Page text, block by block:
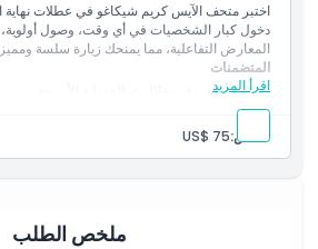
الموقع
كيفية الوصول إلى هناك
كيفية الاسترداد
اختبر متحف الآيس كريم شيكاغو في عطلات نهاية
دخول كبار الشخصيات في أي وقت، وصول
المعارض التفاعلية، مما يمنحك زيارة سلسة
اقرأ المزيد
المتضمنات
دخول في أي وقت خلال عطلة نهاية الأسبوع
دخول ذو أولوية لكبار الشخصيات
راحة خلال أوقات الذروة
شخص:US$ 75
ملخص الطلب